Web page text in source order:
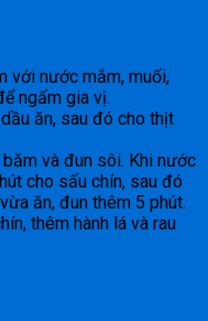
với nước mắm, muối,
ngấm gia vị.
ăn, sau đó cho thịt
và đun sôi. Khi nước
cho sấu chín, sau đó
ăn, đun thêm 5 phút.
thêm hành lá và rau